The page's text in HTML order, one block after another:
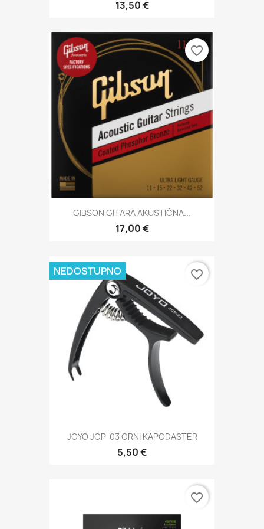
13,50 €
GIBSON GITARA AKUSTIČNA...
17,00 €
favorite_border
JOYO JCP-03 CRNI KAPODASTER
5,50 €
NEDOSTUPNO favorite_border
favorite_border